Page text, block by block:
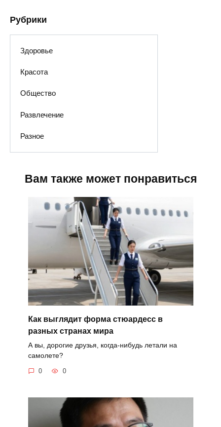
Рубрики
Здоровье
Красота
Общество
Развлечение
Разное
Вам также может понравиться
Как выглядит форма стюардесс в
разных странах мира
А вы, дорогие друзья, когда-нибудь летали на
самолете?
0 0